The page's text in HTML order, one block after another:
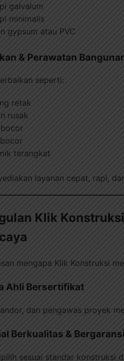
galvalum
minimalis
gypsum atau PVC
& Perawatan
seperti:
retak
rusak
terangkat
layanan cepat, rapi,
Klik
mengapa Klik Konstruksi
Ahli Bersertifikat
dan pengawas proyek
Berkualitas & Bergaransi
sesuai standar konstruksi